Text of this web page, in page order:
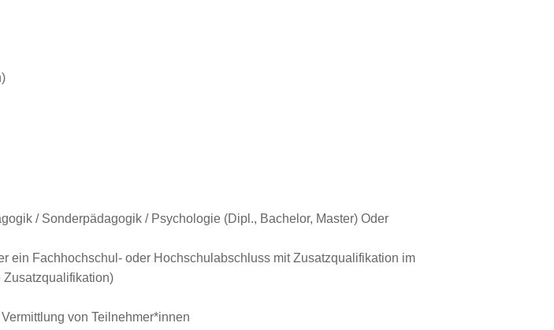
/ Sonderpädagogik / Psychologie (Dipl., Bachelor, Master) Oder
ein Fachhochschul- oder Hochschulabschluss mit Zusatzqualifikation im
von Teilnehmer*innen